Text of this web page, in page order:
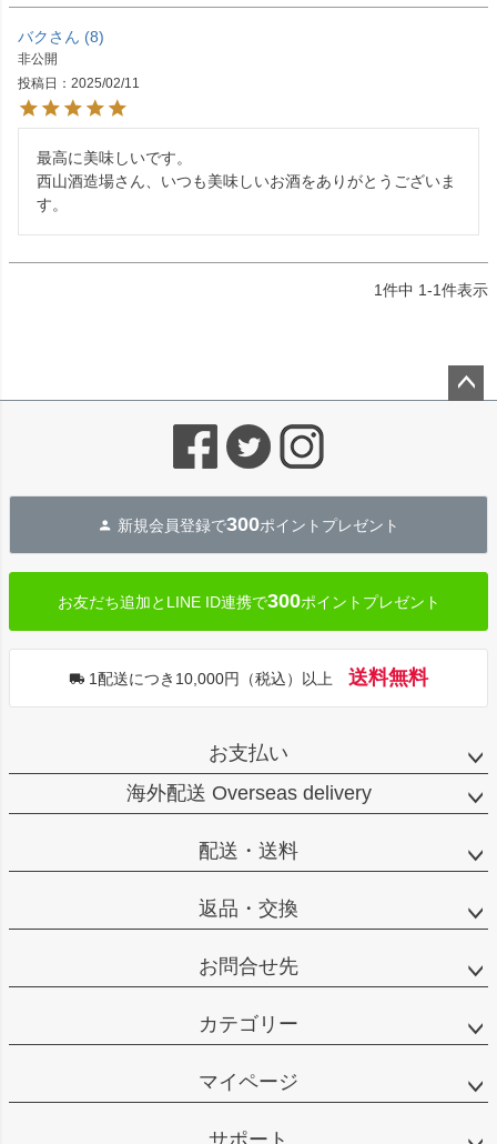
バク 8
非公開
投稿日
2025/02/11
最高に美味しいです。
西山酒造場さん、いつも美味しいお酒をありがとうございま
す。
1件中 1-1件表示
新規会員登録で300ポイントプレゼント
お友だち追加とLINE ID連携で300ポイントプレゼント
1配送につき10,000円（税込）以上 送料無料
お支払い
海外配送 Overseas delivery
配送・送料
返品・交換
お問合せ先
カテゴリー
マイページ